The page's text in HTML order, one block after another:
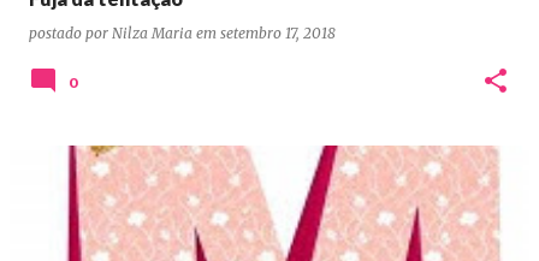
postado por Nilza Maria em setembro 17, 2018
0